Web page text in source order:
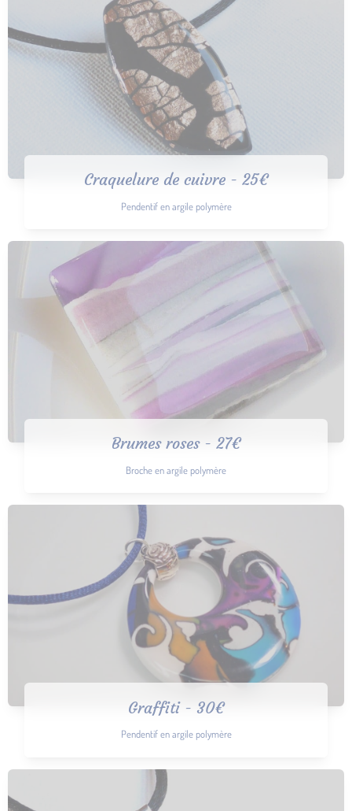
Craquelure de cuivre - 25€
Pendentif en argile polymère
Brumes roses - 27€
Broche en argile polymère
Graffiti - 30€
Pendentif en argile polymère